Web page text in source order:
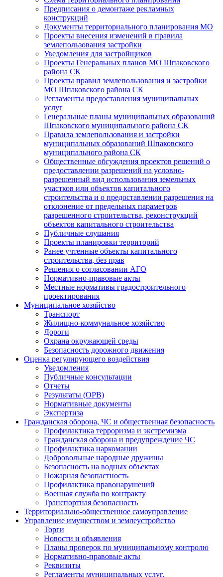
Предписания о демонтаже рекламных
конструкций
Документы территориального планирования МО
Проекты внесения изменений в правила
землепользования застройки
Уведомления для застройщиков
Проекты Генеральных планов МО Шпаковского
района СК
Проекты правил землепользования и застройки
МО Шпаковского района СК
Регламенты предоставления муниципальных
услуг
Генеральные планы муниципальных образований
Шпаковского муниципального района СК
Правила землепользования и застройки
муниципальных образований Шпаковского
муниципального района СК
Общественные обсуждения проектов решений о
предоставлении разрешений на условно-
разрешенный вид использования земельных
участков или объектов капитального
строительства и о предоставлении разрешения на
отклонение от предельных параметров
разрешенного строительства, реконструкций
объектов капитального строительства
Публичные слушания
Проекты планировки территорий
Ранее учтенные объекты капитального
строительства, без прав
Решения о согласовании АГО
Нормативно-правовые акты
Местные нормативы градостроительного
проектирования
Муниципальное хозяйство
Транспорт
Жилищно-коммунальное хозяйство
Дороги
Охрана окружающей среды
Безопасность дорожного движения
Оценка регулирующего воздействия
Уведомления
Публичные консультации
Отчеты
Результаты (ОРВ)
Нормативные документы
Экспертиза
Гражданская оборона, ЧС и общественная безопасность
Профилактика терроризма и экстремизма
Гражданская оборона и предупреждение ЧС
Профилактика наркомании
Добровольные народные дружины
Безопасность на водных объектах
Пожарная безопастность
Профилактика правонарушений
Военная служба по контракту
Транспортная безопасность
Территориально-общественное самоуправление
Управление имуществом и землеустройство
Торги
Новости и объявления
Планы проверок по муниципальному контролю
Нормативно-правовые акты
Реквизиты
Регламенты муниципальных услуг,